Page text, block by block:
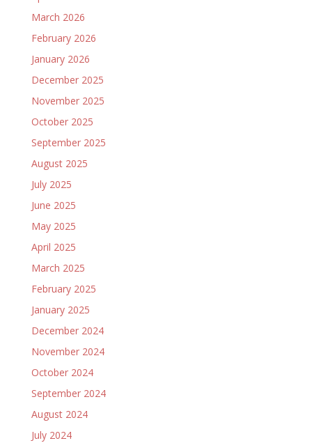
March 2026
February 2026
January 2026
December 2025
November 2025
October 2025
September 2025
August 2025
July 2025
June 2025
May 2025
April 2025
March 2025
February 2025
January 2025
December 2024
November 2024
October 2024
September 2024
August 2024
July 2024